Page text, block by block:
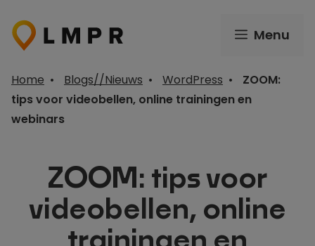
naar
Menu
Home • Blogs//Nieuws • WordPress •
ZOOM:
tips voor videobellen, online trainingen en
webinars
ZOOM: tips voor
videobellen, online